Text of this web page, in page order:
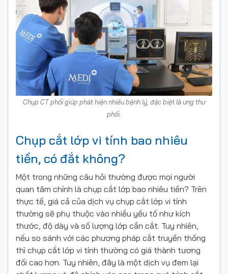
Chụp CT phổi giúp phát hiện nhiều bệnh lý, đặc biệt là ung thư
phổi.
Chụp cắt lớp vi tính bao nhiêu
tiền, có đắt không?
Một trong những câu hỏi thường được mọi người
quan tâm chính là chụp cắt lớp bao nhiêu tiền? Trên
thực tế, giá cả của dịch vụ chụp cắt lớp vi tính
thường sẽ phụ thuộc vào nhiều yếu tố như kích
thước, độ dày và số lượng lớp cần cắt. Tuy nhiên,
nếu so sánh với các phương pháp cắt truyền thống
thì chụp cắt lớp vi tính thường có giá thành tương
đối cao hơn. Tuy nhiên, đây là một dịch vụ đem lại